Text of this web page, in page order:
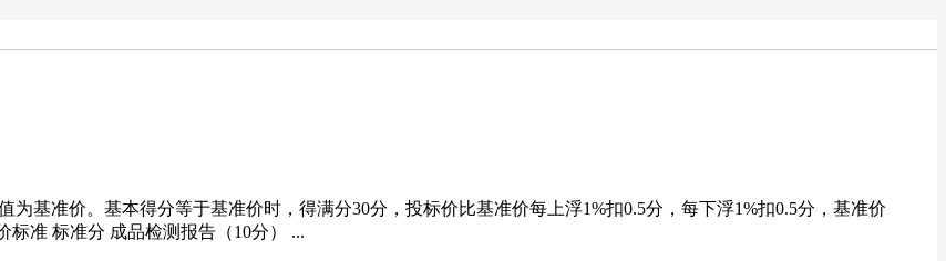
基准价。基本得分等于基准价时，得满分30分，投标价比基准价每上浮1%扣0.5分，每下浮1%扣0.5分，基准价
标准 标准分 成品检测报告（10分） ...